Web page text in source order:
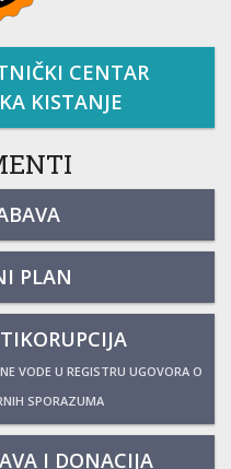
CENTAR
KISTANJE
PLAN
VODE U REGISTRU UGOVORA O
SPORAZUMA
I DONACIJA